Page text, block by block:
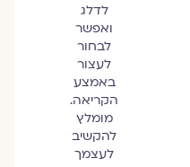
לדלג
ואפשר
לבחור
לעצור
באמצע
הקריאה.
מומלץ
להקשיב
לעצמך